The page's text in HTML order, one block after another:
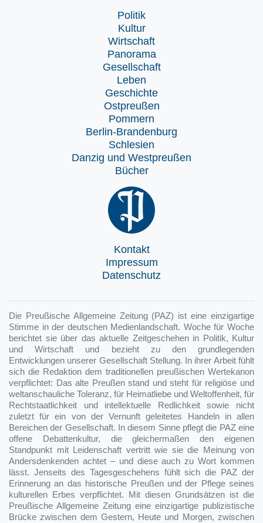
Politik
Kultur
Wirtschaft
Panorama
Gesellschaft
Leben
Geschichte
Ostpreußen
Pommern
Berlin-Brandenburg
Schlesien
Danzig und Westpreußen
Bücher
Kontakt
Impressum
Datenschutz
Die Preußische Allgemeine Zeitung (PAZ) ist eine einzigartige
Stimme in der deutschen Medienlandschaft. Woche für Woche
berichtet sie über das aktuelle Zeitgeschehen in Politik, Kultur
und Wirtschaft und bezieht zu den grundlegenden
Entwicklungen unserer Gesellschaft Stellung. In ihrer Arbeit fühlt
sich die Redaktion dem traditionellen preußischen Wertekanon
verpflichtet: Das alte Preußen stand und steht für religiöse und
weltanschauliche Toleranz, für Heimatliebe und Weltoffenheit, für
Rechtstaatlichkeit und intellektuelle Redlichkeit sowie nicht
zuletzt für ein von der Vernunft geleitetes Handeln in allen
Bereichen der Gesellschaft. In diesem Sinne pflegt die PAZ eine
offene Debattenkultur, die gleichermaßen den eigenen
Standpunkt mit Leidenschaft vertritt wie sie die Meinung von
Andersdenkenden achtet – und diese auch zu Wort kommen
lässt. Jenseits des Tagesgeschehens fühlt sich die PAZ der
Erinnerung an das historische Preußen und der Pflege seines
kulturellen Erbes verpflichtet. Mit diesen Grundsätzen ist die
Preußische Allgemeine Zeitung eine einzigartige publizistische
Brücke zwischen dem Gestern, Heute und Morgen, zwischen